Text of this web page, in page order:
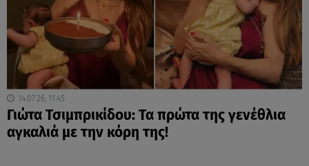
14.07.26, 11:45
Γιώτα Τσιμπρικίδου: Τα πρώτα της γενέθλια
αγκαλιά με την κόρη της!